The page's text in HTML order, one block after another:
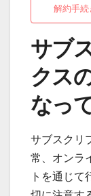
解約手
サブ
クス
なっ
サブスクリ
常、オンラ
トを通じ